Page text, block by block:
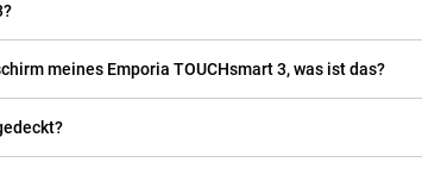
meines Emporia TOUCHsmart 3, was ist das?